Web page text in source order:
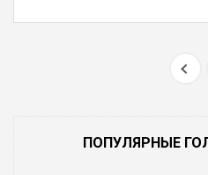
ПОПУЛЯРНЫЕ